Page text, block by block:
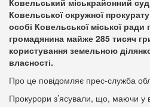
Ковельський міськрайонний
Ковельської окружної
особі Ковельської міської ради
громадянина майже 285 тисяч
користування земельною
власності.
Про це повідомляє прес-служба
Прокурори з’ясували, що, маючи у